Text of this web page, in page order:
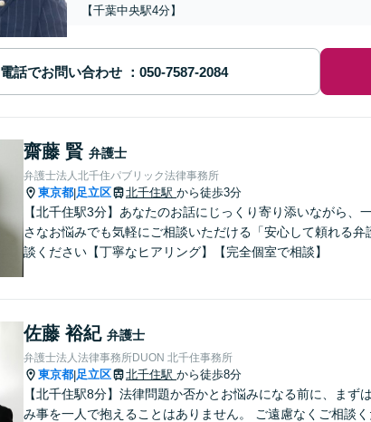
【千葉中央駅4分】
電話でお問い合わせ
齋藤 賢 弁護士
弁護士法人北千住パブリック法律事務所
東京都|足立区 北千住駅 から徒歩3分
【北千住駅3分】あなたのお話にじっくり寄り添いながら
さなお悩みでも気軽にご相談いただける「安心して頼れる
談ください【丁寧なヒアリング】【完全個室で相談】
佐藤 裕紀 弁護士
弁護士法人法律事務所DUON 北千住事務所
東京都|足立区 北千住駅 から徒歩8分
【北千住駅8分】法律問題か否かとお悩みになる前に、ま
み事を一人で抱えることはありません。 ご遠慮なくご相談く